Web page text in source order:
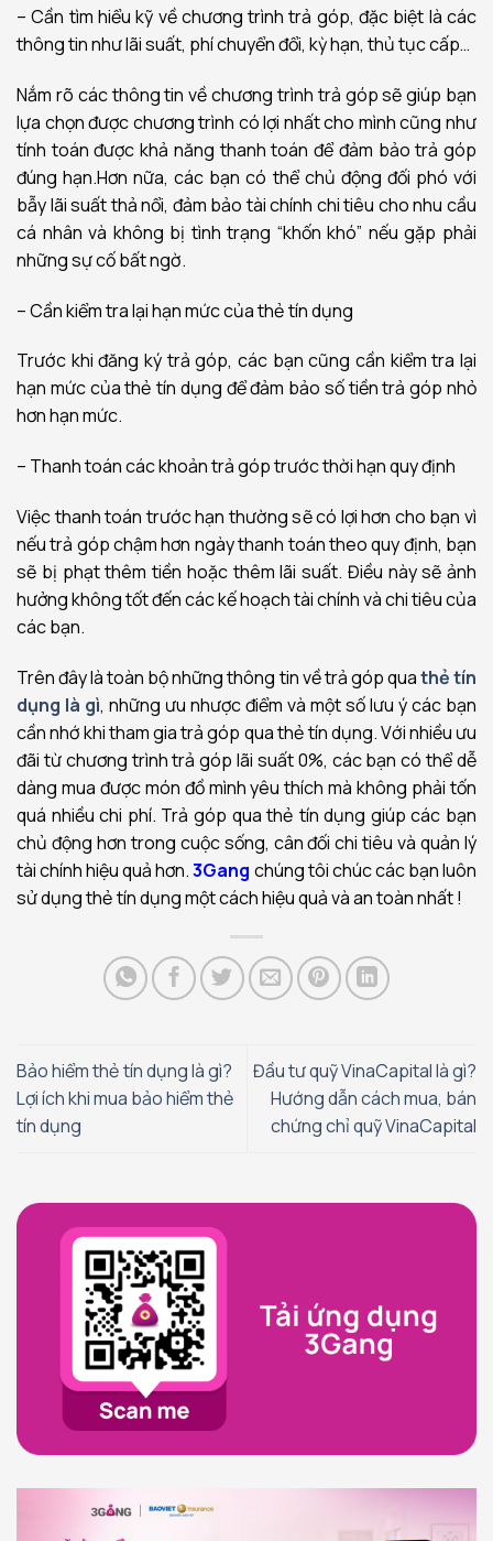
– Cần tìm hiểu kỹ về chương trình trả góp, đặc biệt là các
thông tin như lãi suất, phí chuyển đổi, kỳ hạn, thủ tục cấp…
Nắm rõ các thông tin về chương trình trả góp sẽ giúp bạn
lựa chọn được chương trình có lợi nhất cho mình cũng như
tính toán được khả năng thanh toán để đảm bảo trả góp
đúng hạn.Hơn nữa, các bạn có thể chủ động đối phó với
bẫy lãi suất thả nổi, đảm bảo tài chính chi tiêu cho nhu cầu
cá nhân và không bị tình trạng “khốn khó” nếu gặp phải
những sự cố bất ngờ.
– Cần kiểm tra lại hạn mức của thẻ tín dụng
Trước khi đăng ký trả góp, các bạn cũng cần kiểm tra lại
hạn mức của thẻ tín dụng để đảm bảo số tiền trả góp nhỏ
hơn hạn mức.
– Thanh toán các khoản trả góp trước thời hạn quy định
Việc thanh toán trước hạn thường sẽ có lợi hơn cho bạn vì
nếu trả góp chậm hơn ngày thanh toán theo quy định, bạn
sẽ bị phạt thêm tiền hoặc thêm lãi suất. Điều này sẽ ảnh
hưởng không tốt đến các kế hoạch tài chính và chi tiêu của
các bạn.
Trên đây là toàn bộ những thông tin về trả góp quathẻ tín
dụng là gì, những ưu nhược điểm và một số lưu ý các bạn
cần nhớ khi tham gia trả góp qua thẻ tín dụng. Với nhiều ưu
đãi từ chương trình trả góp lãi suất 0%, các bạn có thể dễ
dàng mua được món đồ mình yêu thích mà không phải tốn
quá nhiều chi phí. Trả góp qua thẻ tín dụng giúp các bạn
chủ động hơn trong cuộc sống, cân đối chi tiêu và quản lý
tài chính hiệu quả hơn.3Gang chúng tôi chúc các bạn luôn
sử dụng thẻ tín dụng một cách hiệu quả và an toàn nhất !
Bảo hiểm thẻ tín dụng là gì?
Lợi ích khi mua bảo hiểm thẻ
tín dụng
Đầu tư quỹ VinaCapital là gì?
Hướng dẫn cách mua, bán
chứng chỉ quỹ VinaCapital